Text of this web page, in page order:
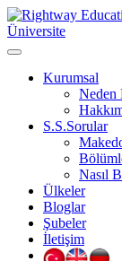
Kurumsal
Neden
S.S.Sorular
Nasıl
Ülkeler
Bloglar
Şubeler
İletişim